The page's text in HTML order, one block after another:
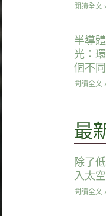
閱讀全文
半導
光：
個不同
閱讀全文
最
除了
入太
閱讀全文